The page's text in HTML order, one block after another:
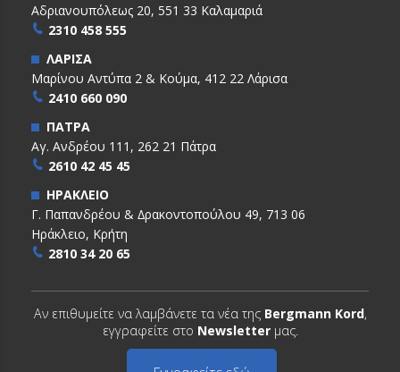
Αδριανουπόλεως 20, 551 33 Καλαμαριά
2310 458 555
ΛΑΡΙΣΑ
Μαρίνου Αντύπα 2 & Κούμα, 412 22 Λάρισα
2410 660 090
ΠΑΤΡΑ
Αγ. Ανδρέου 111, 262 21 Πάτρα
2610 42 45 45
ΗΡΑΚΛΕΙΟ
Γ. Παπανδρέου & ∆ρακοντοπούλου 49, 713 06
Ηράκλειο, Κρήτη
2810 34 20 65
Αν επιθυμείτε να λαμβάνετε τα νέα της Bergmann Kord,
εγγραφείτε στο Newsletterμας.